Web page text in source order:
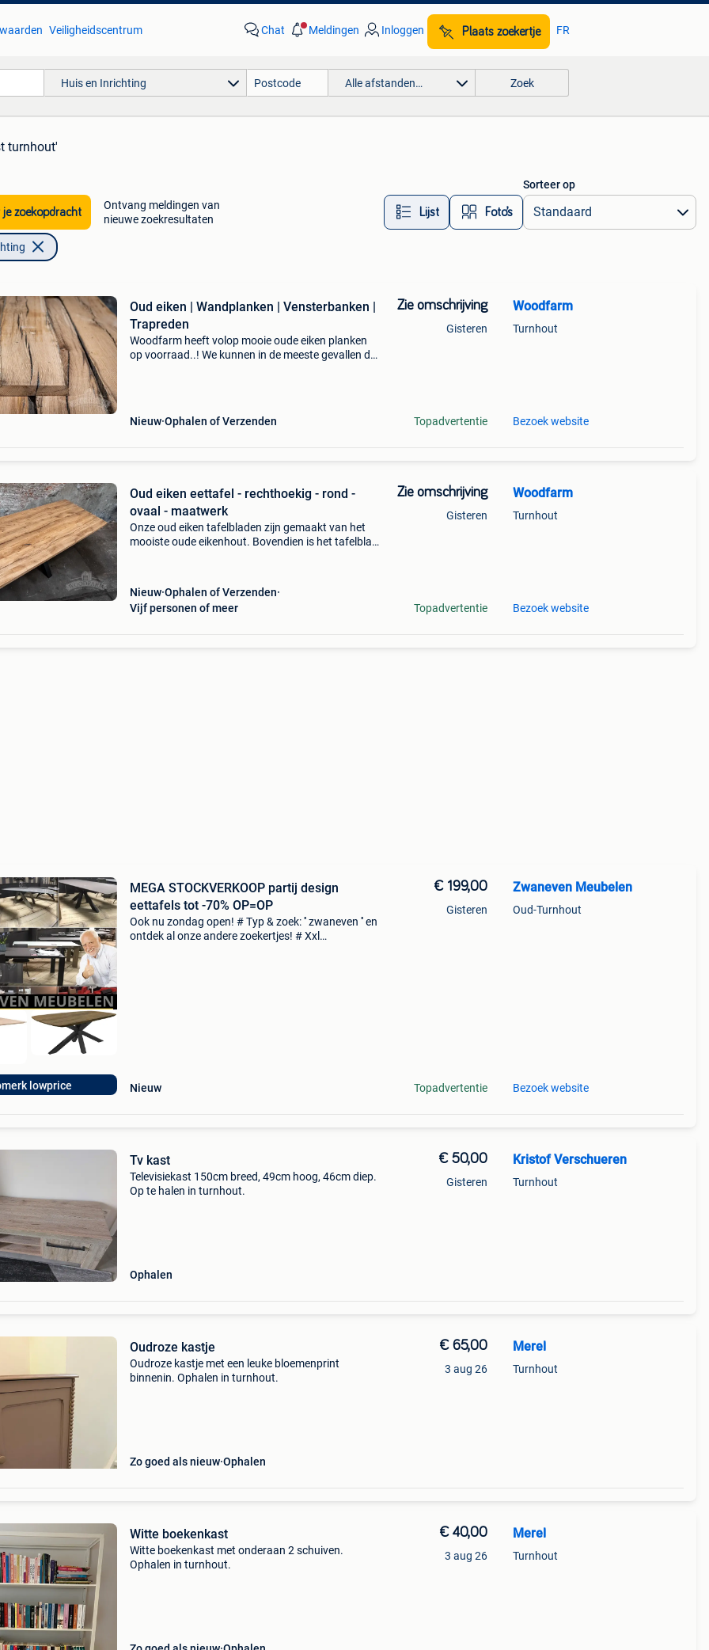
Veiligheidscentrum Chat Meldingen Inloggen Plaats zoekertje FR
Huis en Inrichting Alle afstanden… Zoek
turnhout'
je zoekopdracht
Ontvang meldingen van
nieuwe zoekresultaten
Lijst Foto’s
Sorteer op
Oud eiken | Wandplanken | Vensterbanken |
Trapreden
Woodfarm heeft volop mooie oude eiken planken
op voorraad..! We kunnen in de meeste gevallen de
Nieuw Ophalen of Verzenden
Zie omschrijving
Gisteren
Topadvertentie
Woodfarm
Turnhout
Bezoek website
Oud eiken eettafel - rechthoekig - rond -
ovaal - maatwerk
Onze oud eiken tafelbladen zijn gemaakt van het
mooiste oude eikenhout. Bovendien is het tafelblad
Nieuw Ophalen of Verzenden
Vijf personen of meer
Zie omschrijving
Gisteren
Topadvertentie
Woodfarm
Turnhout
Bezoek website
lowprice
MEGA STOCKVERKOOP partij design
eettafels tot -70% OP=OP
Ook nu zondag open! # Typ & zoek: '' zwaneven '' en
ontdek al onze andere zoekertjes! # Xxl
Nieuw
€ 199,00
Gisteren
Topadvertentie
Zwaneven Meubelen
Oud-Turnhout
Bezoek website
Tv kast
Televisiekast 150cm breed, 49cm hoog, 46cm diep.
Op te halen in turnhout.
Ophalen
€ 50,00
Gisteren
Kristof Verschueren
Turnhout
Oudroze kastje
Oudroze kastje met een leuke bloemenprint
binnenin. Ophalen in turnhout.
Zo goed als nieuw Ophalen
€ 65,00
3 aug 26
Merel
Turnhout
Witte boekenkast
Witte boekenkast met onderaan 2 schuiven.
Ophalen in turnhout.
€ 40,00
3 aug 26
Merel
Turnhout